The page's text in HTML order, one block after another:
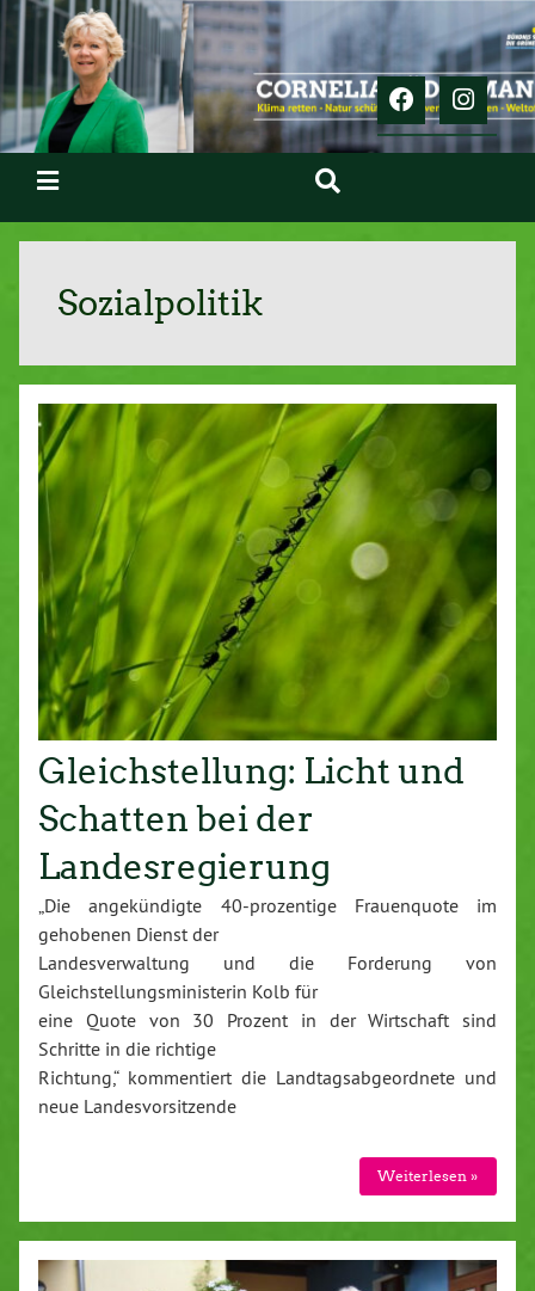
Sozialpolitik
Gleichstellung: Licht und
Schatten bei der
Landesregierung
„Die angekündigte 40-prozentige Frauenquote im
gehobenen Dienst der
Landesverwaltung und die Forderung von
Gleichstellungsministerin Kolb für
eine Quote von 30 Prozent in der Wirtschaft sind
Schritte in die richtige
Richtung,“ kommentiert die Landtagsabgeordnete und
neue Landesvorsitzende
Weiterlesen »